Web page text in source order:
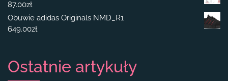
87.00zł
Obuwie adidas Originals NMD_R1
649.00zł
Ostatnie artykuły